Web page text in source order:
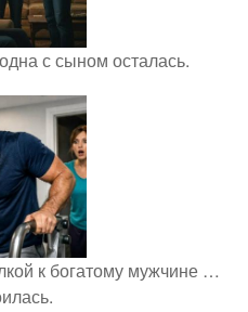
с сыном осталась.
к богатому мужчине …